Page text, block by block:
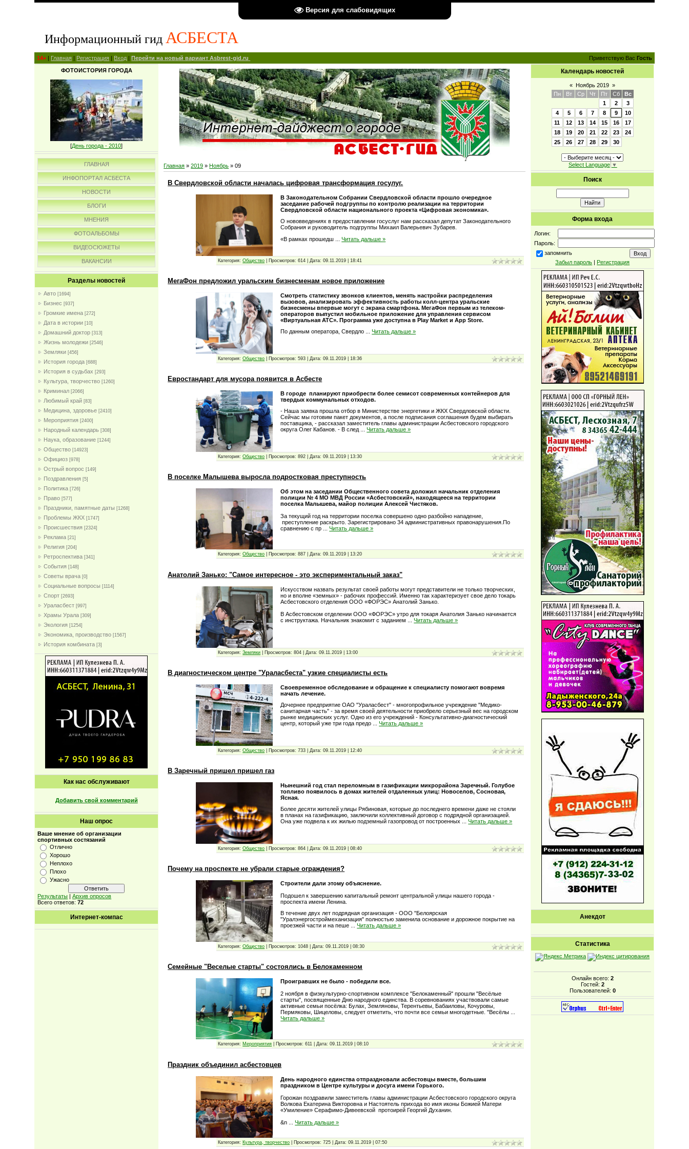
Версия для слабовидящих
Информационный гид АСБЕСТА
14+ | Главная | Регистрация | Вход |Перейти на новый вариант Asbrest-gid.ru Приветствую Вас Гость
ФОТОИСТОРИЯ ГОРОДА
[День города - 2010]
ГЛАВНАЯ
ИНФОПОРТАЛ АСБЕСТА
НОВОСТИ
БЛОГИ
МНЕНИЯ
ФОТОАЛЬБОМЫ
ВИДЕОСЮЖЕТЫ
ВАКАНСИИ
Разделы новостей
Авто [1694]
Бизнес [937]
Громкие имена [272]
Дата в истории [10]
Домашний доктор [313]
Жизнь молодежи [2546]
Земляки [456]
История города [688]
История в судьбах [293]
Культура, творчество [1260]
Криминал [2066]
Любимый край [83]
Медицина, здоровье [2410]
Мероприятия [2400]
Народный календарь [308]
Наука, образование [1244]
Общество [14923]
Официоз [978]
Острый вопрос [149]
Поздравления [5]
Политика [726]
Право [577]
Праздники, памятные даты [1268]
Проблемы ЖКХ [1747]
Проиcшествия [2324]
Реклама [21]
Религия [204]
Ретроспектива [341]
События [148]
Советы врача [0]
Социальные вопросы [1114]
Спорт [2693]
Ураласбест [997]
Храмы Урала [309]
Экология [1254]
Экономика, производство [1567]
История комбината [3]
Как нас обслуживают
Добавить свой комментарий
Наш опрос
Ваше мнение об организации
спортивных состязаний
Отлично
Хорошо
Неплохо
Плохо
Ужасно
Результаты |Архив опросов
Всего ответов:72
Интернет-компас
Главная »2019 » Ноябрь » 09
В Свердловской области началась цифровая трансформация госулуг.
В Законодательном Собрании Свердловской области прошло очередное
заседание рабочей подгруппы по контролю реализации на территории
Свердловской области национального проекта «Цифровая экономика».
О нововведениях в предоставлении госуслуг нам рассказал депутат Законодательного
Собрания и руководитель подгруппы Михаил Валерьевич Зубарев.
«В рамках прошедш
...Читать дальше »
Категория: Общество Просмотров: 614 Дата: 09.11.2019 |18:41
МегаФон предложил уральским бизнесменам новое приложение
Смотреть статистику звонков клиентов, менять настройки распределения
вызовов, анализировать эффективность работы колл-центра уральские
бизнесмены впервые могут с экрана смартфона. МегаФон первым из телеком-
операторов выпустил мобильное приложение для управления сервисом
«Виртуальная АТС». Программа уже доступна в Play Market и App Store.
По данным оператора, Свердло
...Читать дальше »
Категория: Общество Просмотров: 593 Дата: 09.11.2019 |18:36
Евростандарт для мусора появится в Асбесте
В городе планируют приобрести более семисот современных контейнеров для
твердых коммунальных отходов.
- Наша заявка прошла отбор в Министерстве энергетики и ЖКХ Свердловской области.
Сейчас мы готовим пакет документов, а после подписания соглашения будем выбирать
поставщика, - рассказал заместитель главы администрации Асбестовского городского
округа Олег Кабанов. - В след
...Читать дальше »
Категория: Общество Просмотров: 892 Дата: 09.11.2019 |13:30
В поселке Малышева выросла подростковая преступность
Об этом на заседании Общественного совета доложил начальник отделения
полиции № 4 МО МВД России «Асбестовский», находящееся на территории
поселка Малышева, майор полиции Алексей Чистяков.
За текущий год на территории поселка совершено одно разбойно нападение,
преступление раскрыто. Зарегистрировано 34 административных правонарушения.По
сравнению с пр
...Читать дальше »
Категория: Общество Просмотров: 887 |Дата: 09.11.2019 |13:20
Анатолий Занько: "Самое интересное - это экспериментальный заказ"
Искусством назвать результат своей работы могут представители не только творческих,
но и вполне «земных» - рабочих профессий. Именно так характеризует свое дело токарь
Асбестовского отделения ООО «ФОРЭС» Анатолий Занько.
В Асбестовском отделении ООО «ФОРЭС» утро для токаря Анатолия Занько начинается
с инструктажа. Начальник знакомит с заданием
...Читать дальше »
Категория: Земляки Просмотров: 804 Дата: 09.11.2019 |13:00
В диагностическом центре "Ураласбеста" узкие специалисты есть
Своевременное обследование и обращение к специалисту помогают вовремя
начать лечение.
Дочернее предприятие ОАО "Ураласбест" - многопрофильное учреждение "Медико-
санитарная часть" - за время своей деятельности приобрело серьезный вес на городском
рынке медицинских услуг. Одно из его учреждений - Консультативно-диагностический
центр, который уже три года предо
...Читать дальше »
Категория: Общество Просмотров: 733 Дата: 09.11.2019 |12:40
В Заречный пришел пришел газ
Нынешний год стал переломным в газификации микрорайона Заречный. Голубое
топливо появилось в домах жителей отдаленных улиц: Новоселов, Сосновая,
Ясная.
Более десяти жителей улицы Рябиновая, которые до последнего времени даже не стояли
в планах на газификацию, заключили коллективный договор с подрядной организацией.
Она уже подвела к их жилью подземный газопровод от построенных
...Читать дальше »
Категория: Общество Просмотров: 864 Дата: 09.11.2019 |08:40
Почему на проспекте не убрали старые ограждения?
Строители дали этому объяснение.
Подошел к завершению капитальный ремонт центральной улицы нашего города -
проспекта имени Ленина.
В течение двух лет подрядная организация - ООО "Белоярская
"Уралэнергостроймеханизация" полностью заменила основание и дорожное покрытие на
проезжей части и на пеше
...Читать дальше »
Категория: Общество Просмотров: 1048 Дата: 09.11.2019 |08:30
Семейные "Веселые старты" состоялись в Белокаменном
Проигравших не было - победили все.
2 ноября в физкультурно-спортивном комплексе "Белокаменный" прошли "Весёлые
старты", посвященные Дню народного единства. В соревнованиях участвовали самые
активные семьи посёлка: Булах, Земляновы, Терентьевы, Бабаиловы, Кочуровы,
Пермяковы, Шицеловы, следует отметить, что почти все семьи многодетные. "Весёлы
Читать дальше »
Категория: Мероприятия Просмотров: 611 |Дата: 09.11.2019 |08:10
Праздник объединил асбестовцев
День народного единства отпраздновали асбестовцы вместе, большим
праздником в Центре культуры и досуга имени Горького.
Горожан поздравили заместитель главы администрации Асбестовского городского округа
Волкова Екатерина Викторовна и Настоятель прихода во имя иконы Божией Матери
«Умиление» Серафимо-Дивеевской протоирей Георгий Духанин.
&n
...Читать дальше »
Категория: Культура, творчество Просмотров: 725 Дата: 09.11.2019 |07:50
Календарь новостей
« Ноябрь 2019 »
Пн
Вт Ср Чт Пт Сб
Вс
1
2
3
4
5 6 7 8 9
10
11
12 13 14 15 16
17
18
19 20 21 22 23
24
25
26 27 28 29 30
Select Language ▼
Поиск
Форма входа
Логин:
Пароль:
запомнить
Забыл пароль | Регистрация
Анекдот
Статистика
Онлайн всего: 2
Гостей: 2
Пользователей: 0